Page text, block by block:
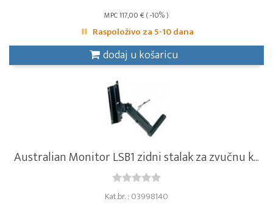
MPC 117,00 € ( -10% )
Raspoloživo za 5-10 dana
dodaj u košaricu
Australian Monitor LSB1 zidni stalak za zvučnu k...
Kat.br. : 03998140